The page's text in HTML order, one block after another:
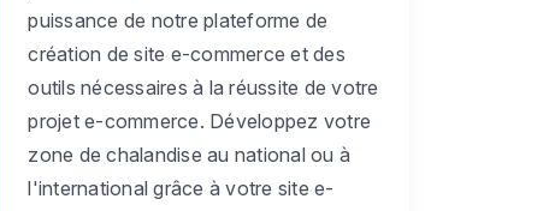
puissance de notre plateforme de
création de site e-commerce et des
outils nécessaires à la réussite de votre
projet e-commerce. Développez votre
zone de chalandise au national ou à
l'international grâce à votre site e-